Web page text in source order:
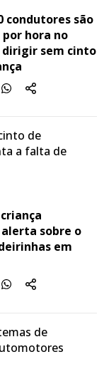
condutores são
hora no
dirigir sem cinto
de
a falta de
sobre o
em
de